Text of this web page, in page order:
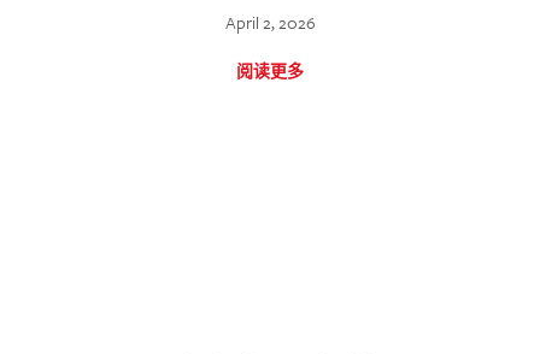
April 2, 2026
阅读更多